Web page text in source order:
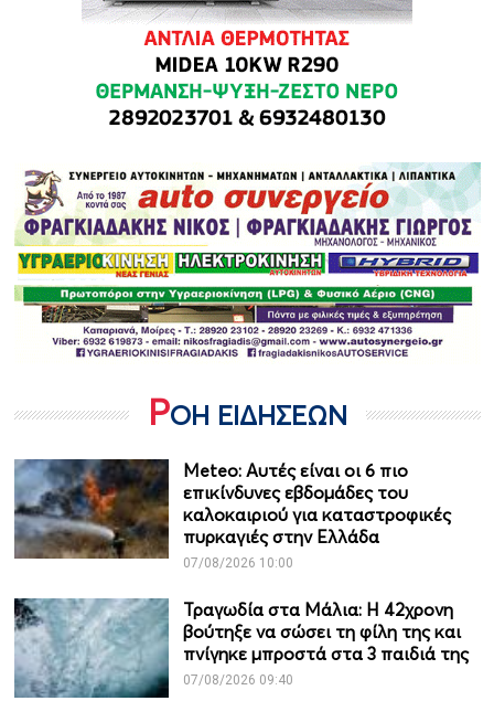
ΡΟΗ ΕΙΔΗΣΕΩΝ
Meteo: Aυτές είναι οι 6 πιο
επικίνδυνες εβδομάδες του
καλοκαιριού για καταστροφικές
πυρκαγιές στην Ελλάδα
07/08/2026 10:00
Τραγωδία στα Μάλια: Η 42χρονη
βούτηξε να σώσει τη φίλη της και
πνίγηκε μπροστά στα 3 παιδιά της
07/08/2026 09:40